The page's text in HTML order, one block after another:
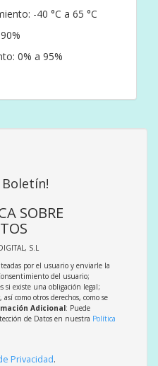
-40 °C a 65 °C
0% a 95%
SOBRE
S.L
por el usuario y enviarle la
del usuario;
si existe una obligación legal;
como otros derechos, como se
Adicional: Puede
de Datos en nuestra Política
Privacidad.